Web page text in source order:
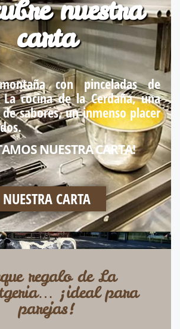
nuestra
carta
con pinceladas de
cocina de la Cerdaña, una
sabores, un inmenso placer
NUESTRA CARTA!
NUESTRA CARTA
regalo de La
¡ideal para
parejas!